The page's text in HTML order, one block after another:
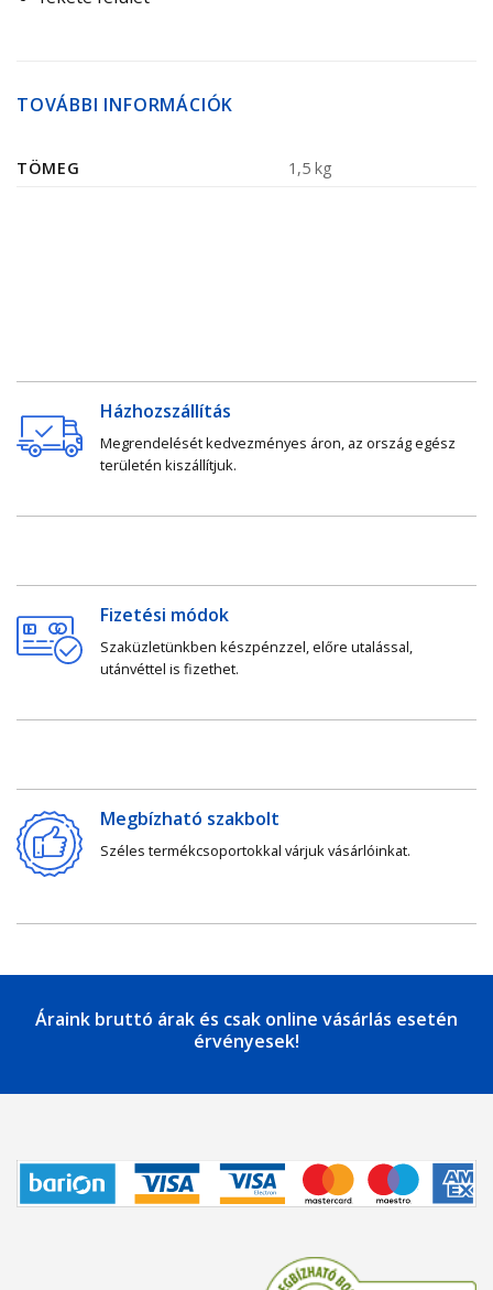
TOVÁBBI INFORMÁCIÓK
TÖMEG 1,5 kg
Házhozszállítás
Megrendelését kedvezményes áron, az ország egész
területén kiszállítjuk.
Fizetési módok
Szaküzletünkben készpénzzel, előre utalással,
utánvéttel is fizethet.
Megbízható szakbolt
Széles termékcsoportokkal várjuk vásárlóinkat.
Áraink bruttó árak és csak online vásárlás esetén
érvényesek!